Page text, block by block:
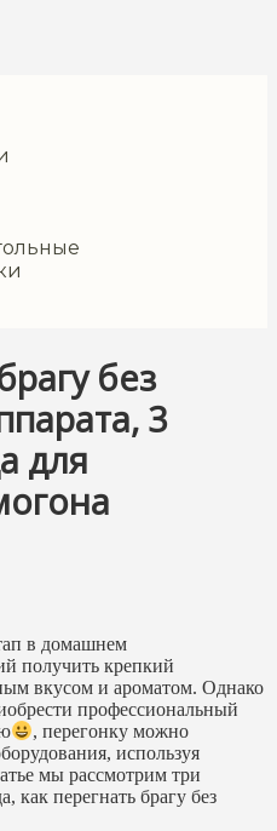
без
3
для
в домашнем
получить крепкий
вкусом и ароматом. Однако
профессиональный
, перегонку можно
используя
мы рассмотрим три
как перегнать брагу без